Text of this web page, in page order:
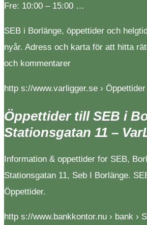
Fre: 10:00 – 15:00 …
SEB i Borlänge, öppettider och
nyår. Adress och karta för att hitta
och kommentarer
http s://www.varligger.se ›
Öppettider till SEB i
Stationsgatan 11 –
Information & oppettider for SEB,
Stationsgatan 11, Seb I Borlänge.
Öppettider.
http s://www.bankkontor.nu › bank ›